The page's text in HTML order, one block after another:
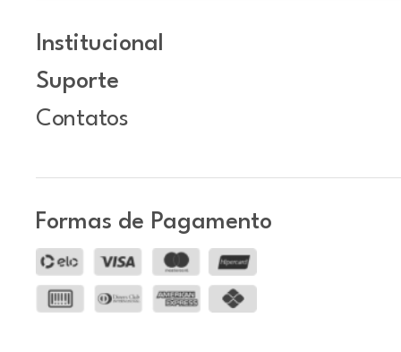
Institucional
Suporte
Contatos
Formas de Pagamento